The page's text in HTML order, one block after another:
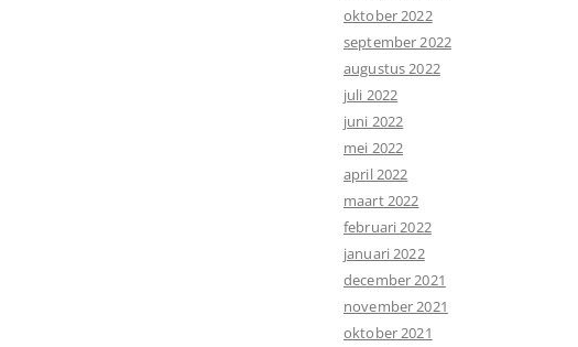
oktober 2022
september 2022
augustus 2022
juli 2022
juni 2022
mei 2022
april 2022
maart 2022
februari 2022
januari 2022
december 2021
november 2021
oktober 2021